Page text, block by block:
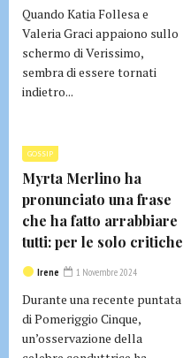
Quando Katia Follesa e
Valeria Graci appaiono sullo
schermo di Verissimo,
sembra di essere tornati
indietro...
GOSSIP
Myrta Merlino ha
pronunciato una frase
che ha fatto arrabbiare
tutti: per le solo critiche
Irene 1 Novembre 2024
Durante una recente puntata
di Pomeriggio Cinque,
un’osservazione della